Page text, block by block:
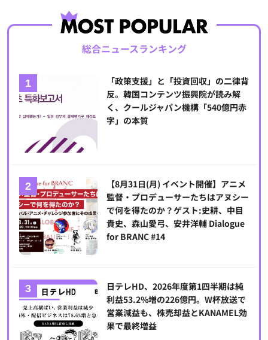
総合ニュースランキング
「政策支援」と「投資回収」の二律背
反。韓国コンテンツ振興院が読み解
く、クールジャパン機構「540億円赤
字」の本質
【8月31日(月) イベント開催】アニメ
監督・プロデューサーたちはアヌシー
で何を得たのか？ゲスト:史耕、中目
貴史、森山愛弓、安井洋輔 Dialogue
for BRANC #14
日テレHD、2026年度第1四半期は純
利益53.2%増の226億円。W杯放送で
営業減益も、株売却益とKANAMEL効
果で最終増益